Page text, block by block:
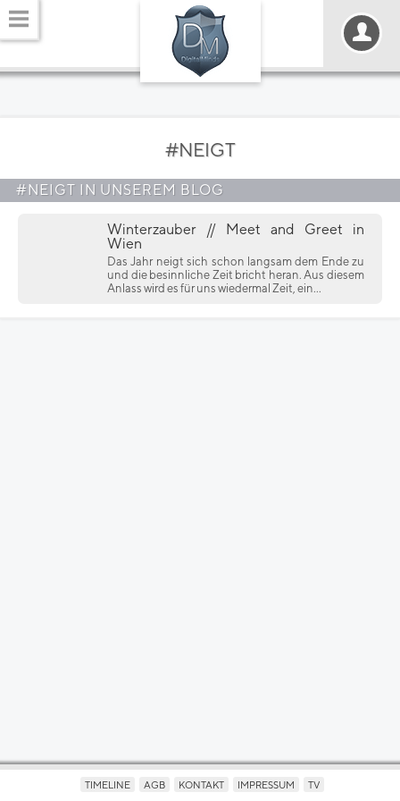
#NEIGT
#NEIGT IN UNSEREM BLOG
Winterzauber // Meet and Greet in
Wien
Das Jahr neigt sich schon langsam dem Ende zu
und die besinnliche Zeit bricht heran. Aus diesem
Anlass wird es für uns wiedermal Zeit, ein...
TIMELINE AGB KONTAKT IMPRESSUM TV